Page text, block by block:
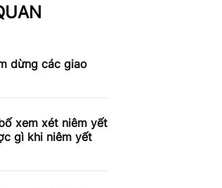
dừng các giao
xem xét niêm yết
gì khi niêm yết